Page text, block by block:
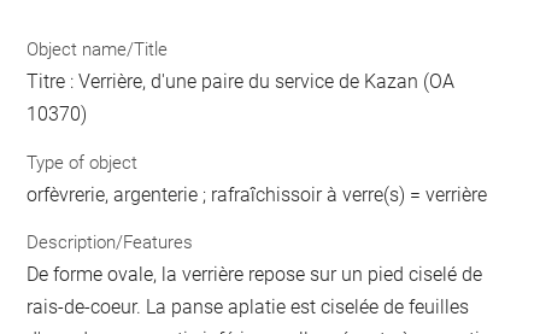
Object name/Title
Titre : Verrière, d'une paire du service de Kazan (OA
10370)
Type of object
orfèvrerie, argenterie ; rafraîchissoir à verre(s) = verrière
Description/Features
De forme ovale, la verrière repose sur un pied ciselé de
rais-de-coeur. La panse aplatie est ciselée de feuilles